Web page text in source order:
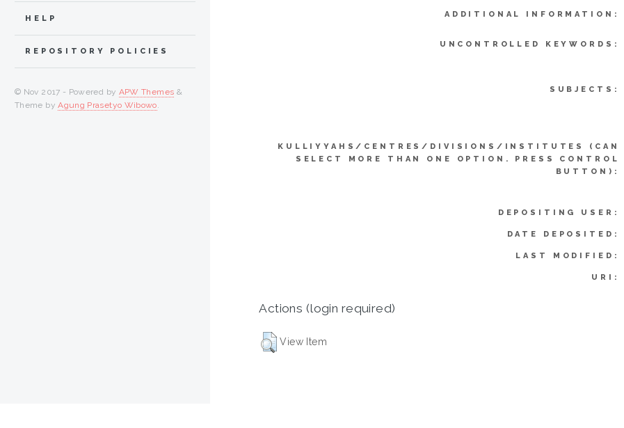
ADDITIONAL INFORMATION:
UNCONTROLLED KEYWORDS:
SUBJECTS:
KULLIYYAHS/CENTRES/DIVISIONS/INSTITUTES (CAN
SELECT MORE THAN ONE OPTION. PRESS CONTROL
BUTTON):
DEPOSITING USER:
DATE DEPOSITED:
LAST MODIFIED:
URI:
Actions (login required)
View Item
HELP
REPOSITORY POLICIES
© Nov 2017 - Powered by APW Themes &
Theme byAgung Prasetyo Wibowo.